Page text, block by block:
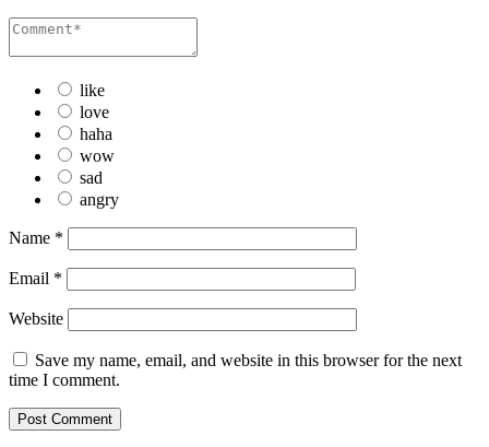
like
love
haha
wow
sad
angry
Name *
Email *
Website
Save my name, email, and website in this browser for the next
time I comment.